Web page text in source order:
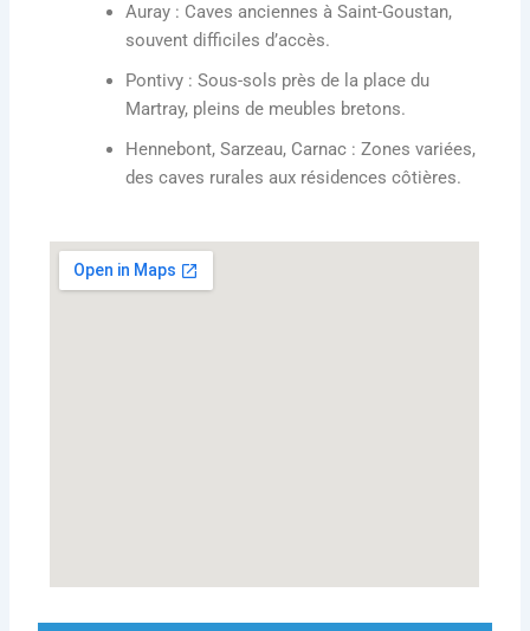
Auray : Caves anciennes à Saint-Goustan,
souvent difficiles d’accès.
Pontivy : Sous-sols près de la place du
Martray, pleins de meubles bretons.
Hennebont, Sarzeau, Carnac : Zones variées,
des caves rurales aux résidences côtières.